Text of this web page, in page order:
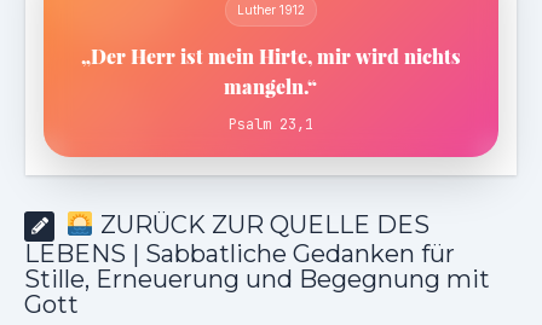
Luther 1912
„Der Herr ist mein Hirte, mir wird nichts
mangeln.“
Psalm 23,1
ZURÜCK ZUR QUELLE DES
LEBENS | Sabbatliche Gedanken für
Stille, Erneuerung und Begegnung mit
Gott